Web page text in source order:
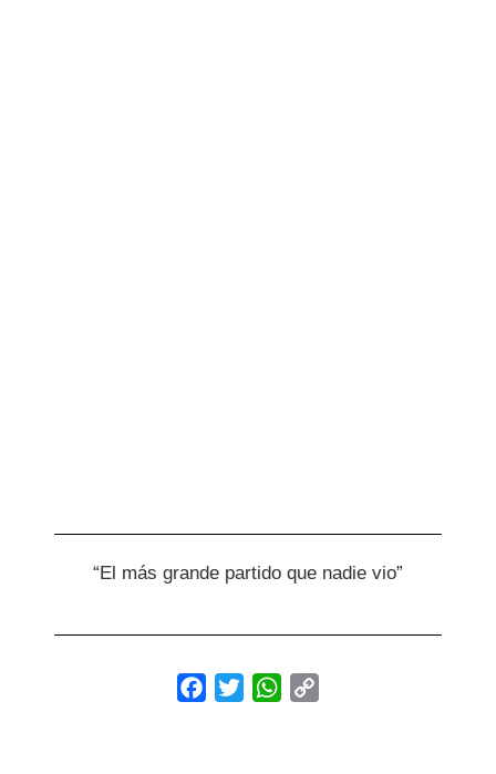
“El más grande partido que nadie vio”
Facebook
Twitter WhatsApp